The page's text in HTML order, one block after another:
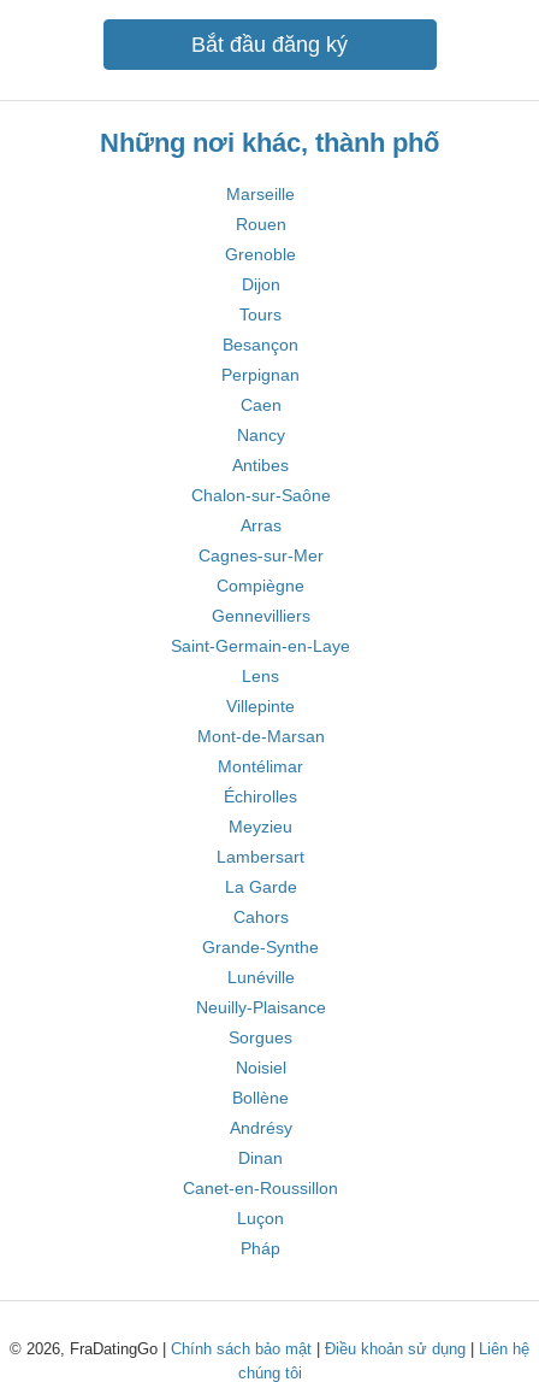
Bắt đầu đăng ký
Những nơi khác, thành phố
Marseille
Rouen
Grenoble
Dijon
Tours
Besançon
Perpignan
Caen
Nancy
Antibes
Chalon-sur-Saône
Arras
Cagnes-sur-Mer
Compiègne
Gennevilliers
Saint-Germain-en-Laye
Lens
Villepinte
Mont-de-Marsan
Montélimar
Échirolles
Meyzieu
Lambersart
La Garde
Cahors
Grande-Synthe
Lunéville
Neuilly-Plaisance
Sorgues
Noisiel
Bollène
Andrésy
Dinan
Canet-en-Roussillon
Luçon
Pháp
© 2026, FraDatingGo | Chính sách bảo mật Điều khoản sử dụng
Liên hệ
chúng tôi